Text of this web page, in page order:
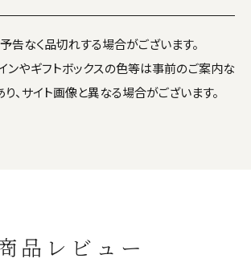
なく品切れする場合がございます。
ンやギフトボックスの色等は事前のご案内な
、サイト画像と異なる場合がございます。
品レビュー